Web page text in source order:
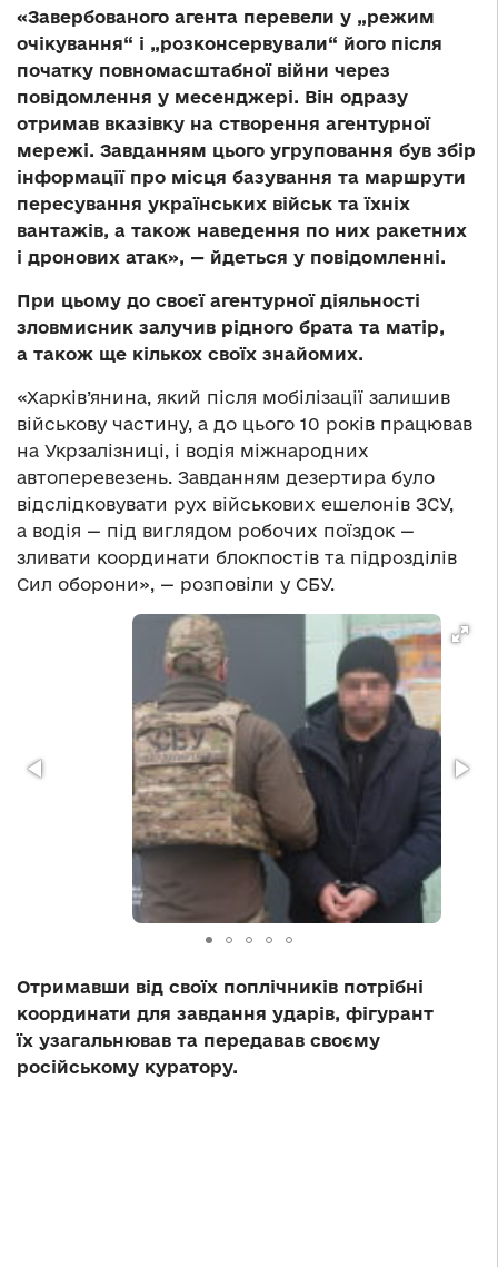
«Завербованого агента перевели у „режим
очікування“ і „розконсервували“ його після
початку повномасштабної війни через
повідомлення у месенджері. Він одразу
отримав вказівку на створення агентурної
мережі. Завданням цього угруповання був збір
інформації про місця базування та маршрути
пересування українських військ та їхніх
вантажів, а також наведення по них ракетних
і дронових атак», — йдеться у повідомленні.
При цьому до своєї агентурної діяльності
зловмисник залучив рідного брата та матір,
а також ще кількох своїх знайомих.
«Харків’янина, який після мобілізації залишив
військову частину, а до цього 10 років працював
на Укрзалізниці, і водія міжнародних
автоперевезень. Завданням дезертира було
відслідковувати рух військових ешелонів ЗСУ,
а водія — під виглядом робочих поїздок —
зливати координати блокпостів та підрозділів
Сил оборони», — розповіли у СБУ.
Отримавши від своїх поплічників потрібні
координати для завдання ударів, фігурант
їх узагальнював та передавав своєму
російському куратору.